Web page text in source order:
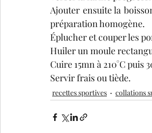
Ajouter ensuite la
préparation homogène.
Éplucher et couper les
Huiler un moule
Cuire 15mn à 210°C puis
Servir frais ou tiède.
recettes sportives collations